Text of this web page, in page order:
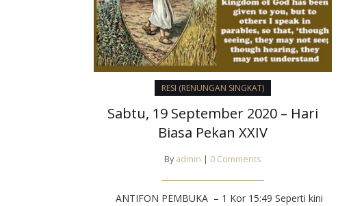
RESI (RENUNGAN SINGKAT)
Sabtu, 19 September 2020 – Hari
Biasa Pekan XXIV
By admin | 0 Comments
ANTIFON PEMBUKA – 1 Kor 15:49 Seperti kini